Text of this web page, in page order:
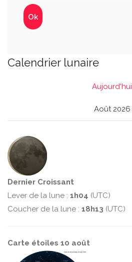
Calendrier lunaire
Aujourd'hui
Août 2026
Dernier Croissant
Lever de la lune : 1h04 (UTC)
Coucher de la lune : 18h13 (UTC)
Carte étoiles 10 août